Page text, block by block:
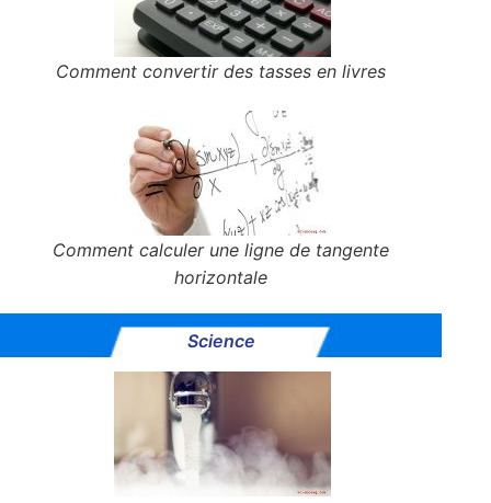
Comment convertir des tasses en livres
Comment calculer une ligne de tangente
horizontale
Science